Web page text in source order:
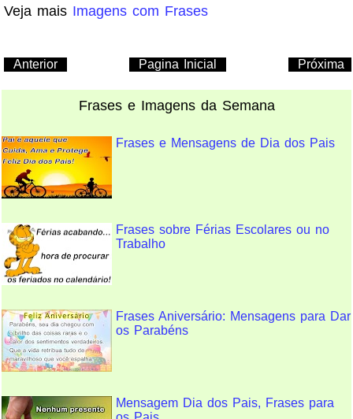
Veja mais Imagens com Frases
Anterior Próxima
Pagina Inicial
Frases e Imagens da Semana
Frases e Mensagens de Dia dos Pais
Frases sobre Férias Escolares ou no
Trabalho
Frases Aniversário: Mensagens para Dar
os Parabéns
Mensagem Dia dos Pais, Frases para